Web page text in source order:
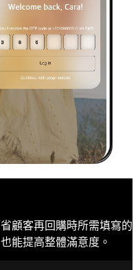
顧客再回購時所需填寫的
能提高整體滿意度。